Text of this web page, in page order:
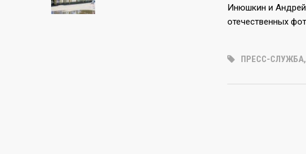
Инюшкин и
отечественных
ПРЕСС-СЛУЖБА,